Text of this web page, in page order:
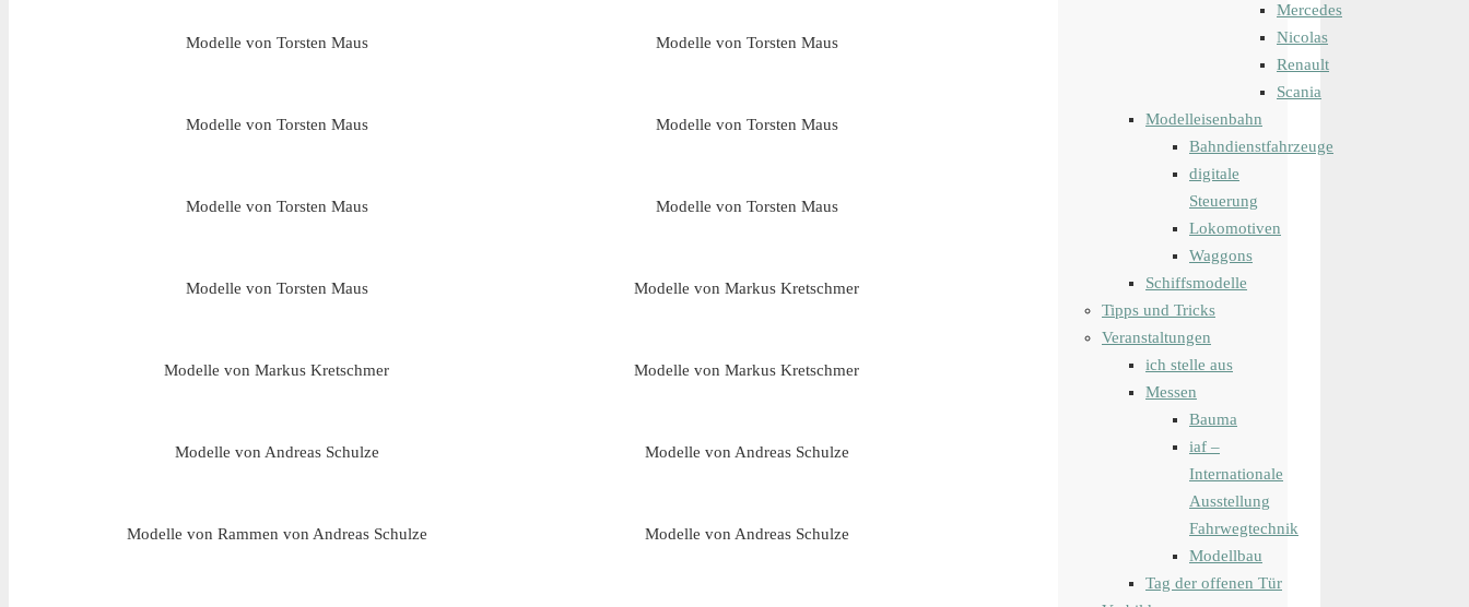
Modelle von Torsten Maus Modelle von Torsten Maus
Modelle von Torsten Maus Modelle von Torsten Maus
Modelle von Torsten Maus Modelle von Torsten Maus
Modelle von Torsten Maus Modelle von Markus Kretschmer
Modelle von Markus Kretschmer Modelle von Markus Kretschmer
Modelle von Andreas Schulze Modelle von Andreas Schulze
Modelle von Rammen von Andreas Schulze Modelle von Andreas Schulze
Mercedes
Nicolas
Renault
Scania
Modelleisenbahn
Bahndienstfahrzeuge
digitale
Steuerung
Lokomotiven
Waggons
Schiffsmodelle
Tipps und Tricks
Veranstaltungen
ich stelle aus
Messen
Bauma
iaf –
Internationale
Ausstellung
Fahrwegtechnik
Modellbau
Tag der offenen Tür